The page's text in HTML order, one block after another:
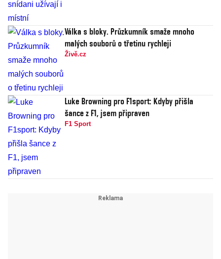
Válka s bloky. Průzkumník smaže mnoho
malých souborů o třetinu rychleji
Živě.cz
Luke Browning pro F1sport: Kdyby přišla
šance z F1, jsem připraven
F1 Sport